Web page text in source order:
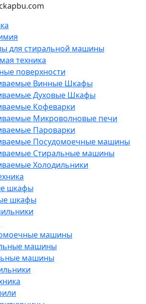
для стиральной машины
техника
поверхности
Винные Шкафы
Духовые Шкафы
Кофеварки
Микроволновые печи
Пароварки
Посудомоечные машины
Стиральные машины
Холодильники
шкафы
шкафы
машины
машины
машины